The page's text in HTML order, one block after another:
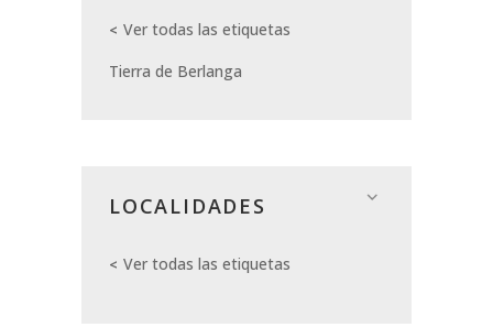
Ver todas las etiquetas
Tierra de Berlanga
LOCALIDADES
Ver todas las etiquetas